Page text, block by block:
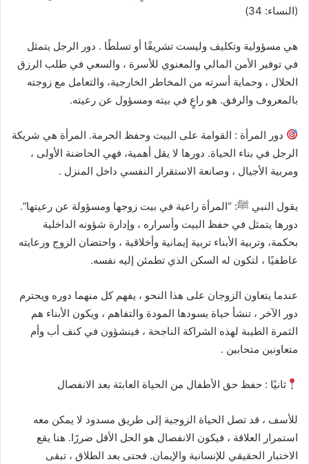
(النساء: 34)
هي مسؤولية وتكليف وليست تشريفًا أو تسلطًا . دور الرجل يتمثل
في توفير الأمن المالي والمعنوي للأسرة ، والسعي في طلب الرزق
الحلال ، وحماية أسرته من المخاطر الخارجية، والتعامل مع زوجته
بالمعروف والرفق. هو راعٍ في بيته ومسؤول عن رعيته.
دور المرأة : القوامة على البيت وحفظ الحرمة. المرأة هي شريكة
الرجل في بناء الحياة. دورها لا يقل أهمية، فهي الحاضنة الأولى ،
ومربية الأجيال ، وصانعة الاستقرار النفسي داخل المنزل .
يقول النبي ﷺ: “المرأة راعية في بيت زوجها ومسؤولة عن رعيتها”.
دورها يتمثل في حفظ البيت وأسراره ، وإدارة شؤونه الداخلية
بحكمة، وتربية الأبناء تربية إيمانية وأخلاقية ، واحتضان الزوج ورعايته
عاطفيًا ، لتكون له السكن الذي تطمئن إليه نفسه.
عندما يتعاون الزوجان على هذا النحو ، يفهم كل منهما دوره ويحترم
دور الآخر ، تنشأ حياة يسودها المودة والتفاهم ، ويكون الأبناء هم
الثمرة الطيبة لهذه الشراكة الناجحة ، فينشؤون في كنف أب وأم
متعاونين متحابين .
ثانيًا : حفظ حق الأطفال من الحياة العابثة بعد الانفصال
للأسف ، قد تصل الحياة الزوجية إلى طريق مسدود لا يمكن معه
استمرار العلاقة ، فيكون الانفصال هو الحل الأقل ضررًا. هنا يقع
الاختبار الحقيقي للإنسانية والإيمان. فحتى بعد الطلاق ، تبقى